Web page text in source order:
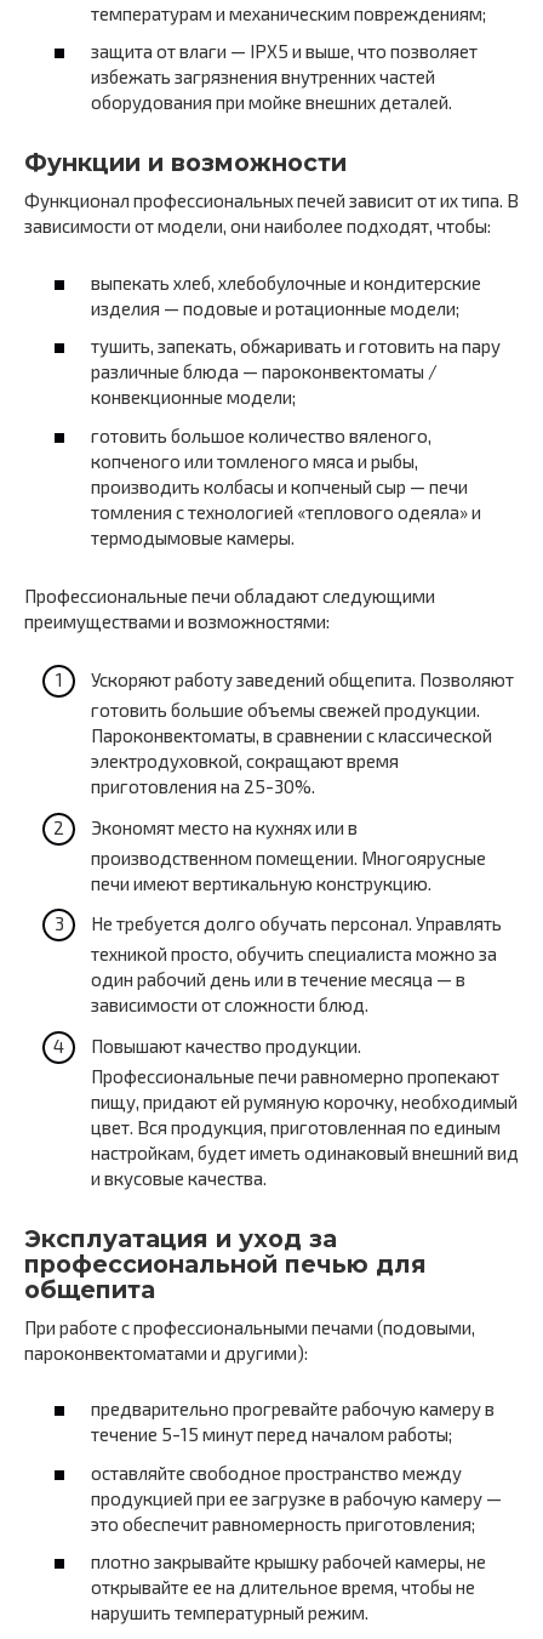
температурам и механическим повреждениям;
защита от влаги — IPX5 и выше, что позволяет
избежать загрязнения внутренних частей
оборудования при мойке внешних деталей.
Функции и возможности
Функционал профессиональных печей зависит от их типа. В
зависимости от модели, они наиболее подходят, чтобы:
выпекать хлеб, хлебобулочные и кондитерские
изделия — подовые и ротационные модели;
тушить, запекать, обжаривать и готовить на пару
различные блюда — пароконвектоматы /
конвекционные модели;
готовить большое количество вяленого,
копченого или томленого мяса и рыбы,
производить колбасы и копченый сыр — печи
томления с технологией «‎теплового одеяла» и
термодымовые камеры.
Профессиональные печи обладают следующими
преимуществами и возможностями:
Ускоряют работу заведений общепита. Позволяют
готовить большие объемы свежей продукции.
Пароконвектоматы, в сравнении с классической
электродуховкой, сокращают время
приготовления на 25-30%.
Экономят место на кухнях или в
производственном помещении. Многоярусные
печи имеют вертикальную конструкцию.
Не требуется долго обучать персонал. Управлять
техникой просто, обучить специалиста можно за
один рабочий день или в течение месяца — в
зависимости от сложности блюд.
Повышают качество продукции.
Профессиональные печи равномерно пропекают
пищу, придают ей румяную корочку, необходимый
цвет. Вся продукция, приготовленная по единым
настройкам, будет иметь одинаковый внешний вид
и вкусовые качества.
Эксплуатация и уход за
профессиональной печью для
общепита
При работе с профессиональными печами (подовыми,
пароконвектоматами и другими):
предварительно прогревайте рабочую камеру в
течение 5-15 минут перед началом работы;
оставляйте свободное пространство между
продукцией при ее загрузке в рабочую камеру —
это обеспечит равномерность приготовления;
плотно закрывайте крышку рабочей камеры, не
открывайте ее на длительное время, чтобы не
нарушить температурный режим.